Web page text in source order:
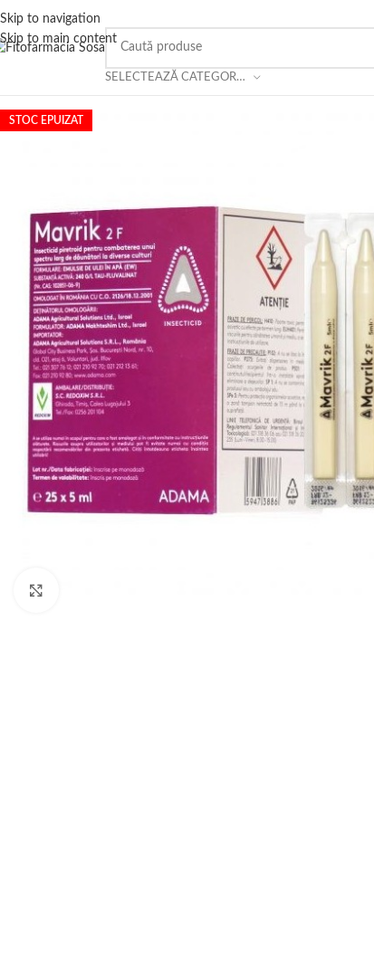
Skip to navigation
Skip to main content
SELECTEAZĂ CATEGORIA
STOC EPUIZAT